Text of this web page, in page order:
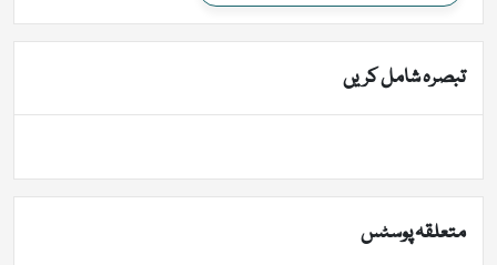
تبصرہ شامل کریں
متعلقہ پوسٹس